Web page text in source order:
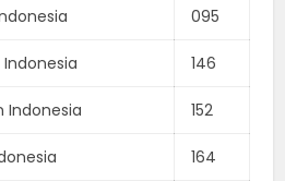
095
146
Indonesia 152
164